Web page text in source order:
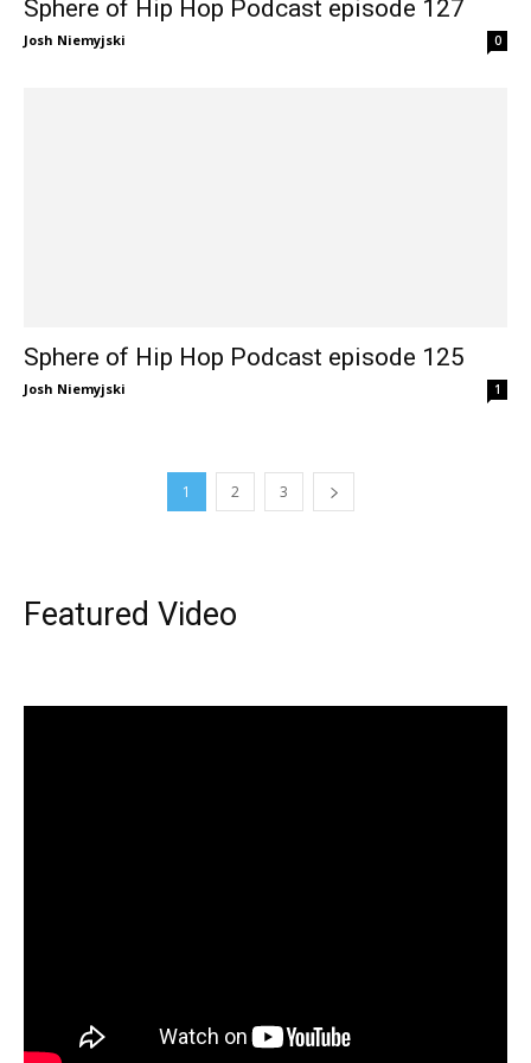
Sphere of Hip Hop Podcast episode 127
Josh Niemyjski 0
Sphere of Hip Hop Podcast episode 125
Josh Niemyjski 1
1 2 3
Featured Video